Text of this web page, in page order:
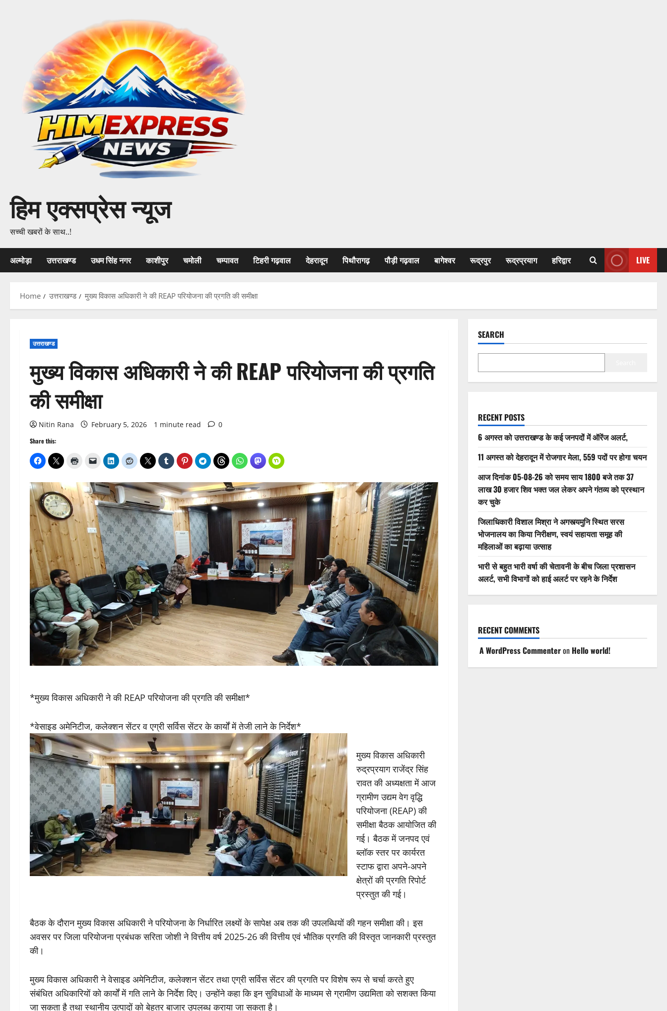
हिम एक्सप्रेस न्यूज
सच्ची खबरों के साथ..!
अल्मोड़ा उत्तराखण्ड उधम सिंह नगर काशीपुर चमोली चम्पावत टिहरी गढ़वाल देहरादून पिथौरागढ़ पौड़ी गढ़वाल बागेश्वर रूद्रपुर रूद्रप्रयाग हरिद्वार LIVE
Home उत्तराखण्ड मुख्य विकास अधिकारी ने की REAP परियोजना की प्रगति की समीक्षा
उत्तराखण्ड
मुख्य विकास अधिकारी ने की REAP परियोजना की प्रगति
की समीक्षा
Nitin Rana February 5, 2026 1 minute read 0
Share this:
*मुख्य विकास अधिकारी ने की REAP परियोजना की प्रगति की समीक्षा*
*वेसाइड अमेनिटीज, कलेक्शन सेंटर व एग्री सर्विस सेंटर के कार्यों में तेजी लाने के निर्देश*
मुख्य विकास अधिकारी
रुद्रप्रयाग राजेंद्र सिंह
रावत की अध्यक्षता में आज
ग्रामीण उद्यम वेग वृद्धि
परियोजना (REAP) की
समीक्षा बैठक आयोजित की
गई। बैठक में जनपद एवं
ब्लॉक स्तर पर कार्यरत
स्टाफ द्वारा अपने-अपने
क्षेत्रों की प्रगति रिपोर्ट
प्रस्तुत की गई।
बैठक के दौरान मुख्य विकास अधिकारी ने परियोजना के निर्धारित लक्ष्यों के सापेक्ष अब तक की उपलब्धियों की गहन समीक्षा की। इस
अवसर पर जिला परियोजना प्रबंधक सरिता जोशी ने वित्तीय वर्ष 2025-26 की वित्तीय एवं भौतिक प्रगति की विस्तृत जानकारी प्रस्तुत
की।
मुख्य विकास अधिकारी ने वेसाइड अमेनिटीज, कलेक्शन सेंटर तथा एग्री सर्विस सेंटर की प्रगति पर विशेष रूप से चर्चा करते हुए
संबंधित अधिकारियों को कार्यों में गति लाने के निर्देश दिए। उन्होंने कहा कि इन सुविधाओं के माध्यम से ग्रामीण उद्यमिता को सशक्त किया
जा सकता है तथा स्थानीय उत्पादों को बेहतर बाजार उपलब्ध कराया जा सकता है।
SEARCH
RECENT POSTS
6 अगस्त को उत्तराखण्ड के कई जनपदों में ऑरेंज अलर्ट,
11 अगस्त को देहरादून में रोजगार मेला, 559 पदों पर होगा चयन
आज दिनांक 05-08-26 को समय साय 1800 बजे तक 37
लाख 30 हजार शिव भक्त जल लेकर अपने गंतव्य को प्रस्थान
कर चुके
जिलाधिकारी विशाल मिश्रा ने अगस्त्यमुनि स्थित सरस
भोजनालय का किया निरीक्षण, स्वयं सहायता समूह की
महिलाओं का बढ़ाया उत्साह
भारी से बहुत भारी वर्षा की चेतावनी के बीच जिला प्रशासन
अलर्ट, सभी विभागों को हाई अलर्ट पर रहने के निर्देश
RECENT COMMENTS
A WordPress Commenteron Hello world!